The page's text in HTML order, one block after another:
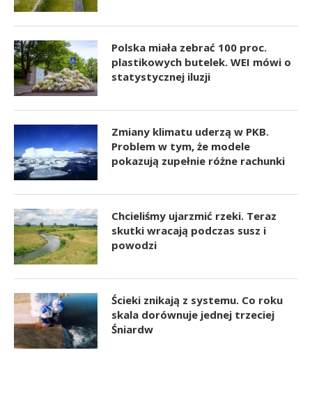
Polska miała zebrać 100 proc.
plastikowych butelek. WEI mówi o
statystycznej iluzji
Zmiany klimatu uderzą w PKB.
Problem w tym, że modele
pokazują zupełnie różne rachunki
Chcieliśmy ujarzmić rzeki. Teraz
skutki wracają podczas susz i
powodzi
Ścieki znikają z systemu. Co roku
skala dorównuje jednej trzeciej
Śniardw